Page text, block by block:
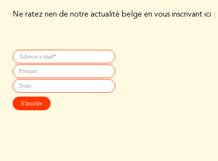
Ne ratez rien de notre actualité belge en vous inscrivant ici :